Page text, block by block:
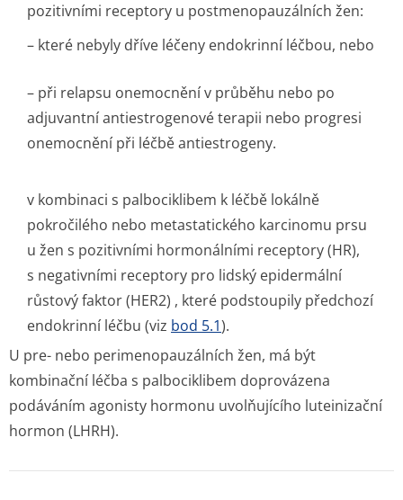
pozitivními receptory u postmenopau­zálních žen:
– které nebyly dříve léčeny endokrinní léčbou, nebo
– při relapsu onemocnění v průběhu nebo po
adjuvantní antiestrogenové terapii nebo progresi
onemocnění při léčbě antiestrogeny.
v kombinaci s palbociklibem k léčbě lokálně
pokročilého nebo metastatického karcinomu prsu
u žen s pozitivními hormonálními receptory (HR),
s negativními receptory pro lidský epidermální
růstový faktor (HER2) , které podstoupily předchozí
endokrinní léčbu (viz bod 5.1).
U pre- nebo perimenopauzálních žen, má být
kombinační léčba s palbociklibem doprovázena
podáváním agonisty hormonu uvolňujícího luteinizační
hormon (LHRH).